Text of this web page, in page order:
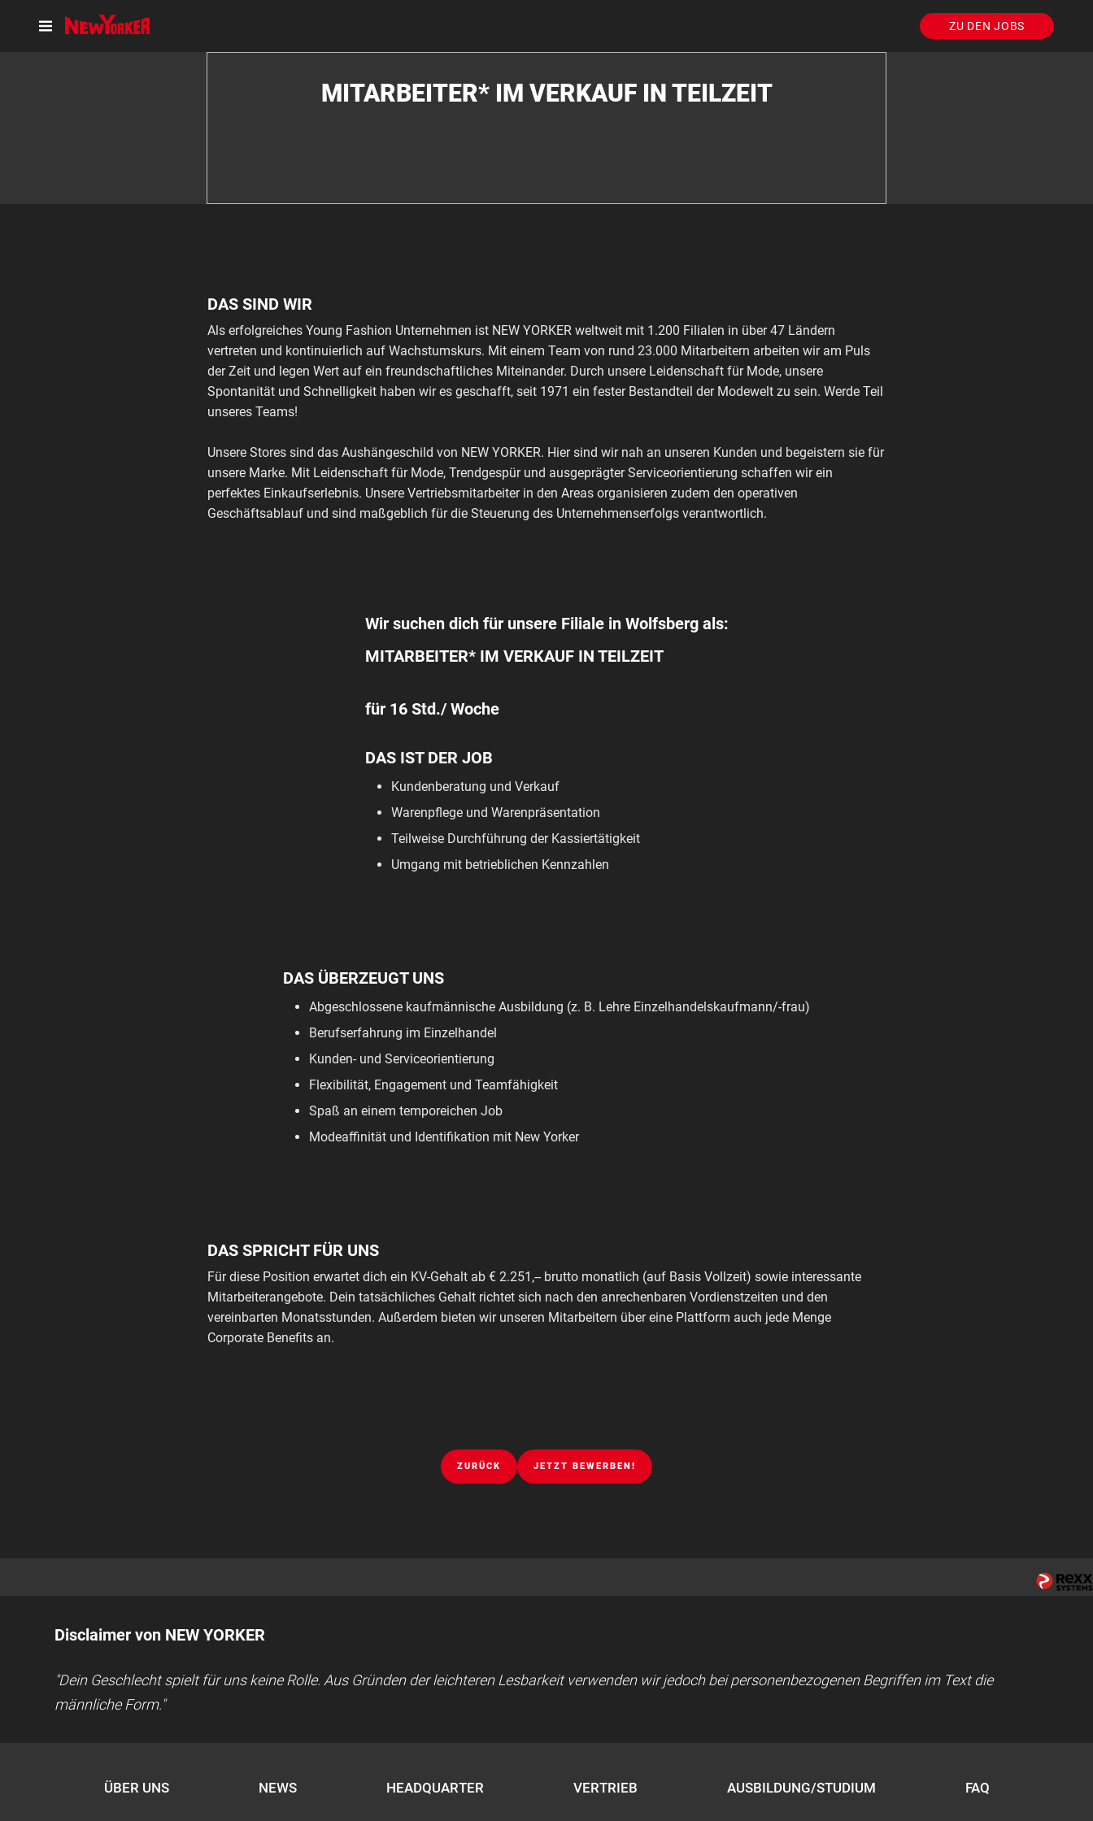
ZU DEN JOBS
MITARBEITER* IM VERKAUF IN TEILZEIT
DAS SIND WIR
Als erfolgreiches Young Fashion Unternehmen ist NEW YORKER weltweit mit 1.200 Filialen in über 47 Ländern
vertreten und kontinuierlich auf Wachstumskurs. Mit einem Team von rund 23.000 Mitarbeitern arbeiten wir am Puls
der Zeit und legen Wert auf ein freundschaftliches Miteinander. Durch unsere Leidenschaft für Mode, unsere
Spontanität und Schnelligkeit haben wir es geschafft, seit 1971 ein fester Bestandteil der Modewelt zu sein. Werde Teil
unseres Teams!
Unsere Stores sind das Aushängeschild von NEW YORKER. Hier sind wir nah an unseren Kunden und begeistern sie für
unsere Marke. Mit Leidenschaft für Mode, Trendgespür und ausgeprägter Serviceorientierung schaffen wir ein
perfektes Einkaufserlebnis. Unsere Vertriebsmitarbeiter in den Areas organisieren zudem den operativen
Geschäftsablauf und sind maßgeblich für die Steuerung des Unternehmenserfolgs verantwortlich.
Wir suchen dich für unsere Filiale in Wolfsberg als:
MITARBEITER* IM VERKAUF IN TEILZEIT
für 16 Std./ Woche
DAS IST DER JOB
Kundenberatung und Verkauf
Warenpflege und Warenpräsentation
Teilweise Durchführung der Kassiertätigkeit
Umgang mit betrieblichen Kennzahlen
DAS ÜBERZEUGT UNS
Abgeschlossene kaufmännische Ausbildung (z. B. Lehre Einzelhandelskaufmann/-frau)
Berufserfahrung im Einzelhandel
Kunden- und Serviceorientierung
Flexibilität, Engagement und Teamfähigkeit
Spaß an einem temporeichen Job
Modeaffinität und Identifikation mit New Yorker
DAS SPRICHT FÜR UNS
Für diese Position erwartet dich ein KV-Gehalt ab € 2.251,-- brutto monatlich (auf Basis Vollzeit) sowie interessante
Mitarbeiterangebote. Dein tatsächliches Gehalt richtet sich nach den anrechenbaren Vordienstzeiten und den
vereinbarten Monatsstunden. Außerdem bieten wir unseren Mitarbeitern über eine Plattform auch jede Menge
Corporate Benefits an.
ZURÜCK JETZT BEWERBEN!
Disclaimer von NEW YORKER
"Dein Geschlecht spielt für uns keine Rolle. Aus Gründen der leichteren Lesbarkeit verwenden wir jedoch bei personenbezogenen Begriffen im Text die
männliche Form."
ÜBER UNS NEWS HEADQUARTER VERTRIEB AUSBILDUNG/STUDIUM FAQ